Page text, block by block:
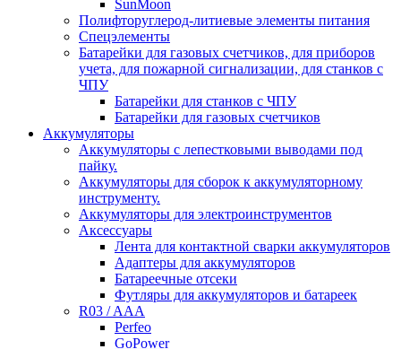
SunMoon
Полифторуглерод-литиевые элементы питания
Спецэлементы
Батарейки для газовых счетчиков, для приборов
учета, для пожарной сигнализации, для станков с
ЧПУ
Батарейки для станков с ЧПУ
Батарейки для газовых счетчиков
Аккумуляторы
Аккумуляторы с лепестковыми выводами под
пайку.
Аккумуляторы для сборок к аккумуляторному
инструменту.
Аккумуляторы для электроинструментов
Аксессуары
Лента для контактной сварки аккумуляторов
Адаптеры для аккумуляторов
Батареечные отсеки
Футляры для аккумуляторов и батареек
R03 / AAA
Perfeo
GoPower